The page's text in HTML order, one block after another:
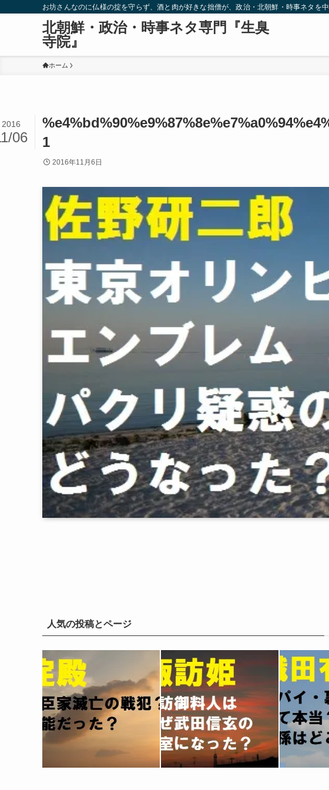
お坊さんなのに仏様の掟を守らず、酒と肉が好きな拙僧が、政治・北朝鮮・時事ネタを
北朝鮮・政治・時事ネタ専門『生臭
寺院』
ホーム
1
2016
06
2016年11月6日
人気の投稿とページ